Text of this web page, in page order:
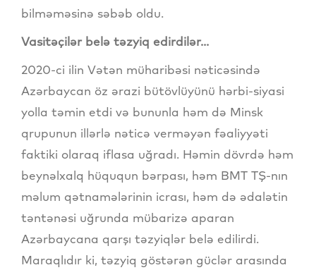
bilməməsinə səbəb oldu.
Vasitəçilər belə təzyiq edirdilər...
2020-ci ilin Vətən müharibəsi nəticəsində
Azərbaycan öz ərazi bütövlüyünü hərbi-siyasi
yolla təmin etdi və bununla həm də Minsk
qrupunun illərlə nəticə verməyən fəaliyyəti
faktiki olaraq iflasa uğradı. Həmin dövrdə həm
beynəlxalq hüququn bərpası, həm BMT TŞ-nın
məlum qətnamələrinin icrası, həm də ədalətin
təntənəsi uğrunda mübarizə aparan
Azərbaycana qarşı təzyiqlər belə edilirdi.
Maraqlıdır ki, təzyiq göstərən güclər arasında